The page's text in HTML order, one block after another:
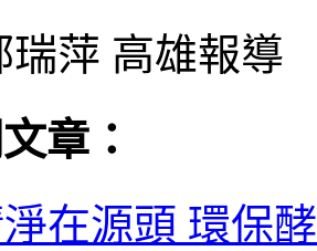
瑞萍 高雄報導
章：
在源頭 環保